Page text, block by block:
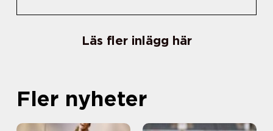
Läs fler inlägg här
Fler nyheter